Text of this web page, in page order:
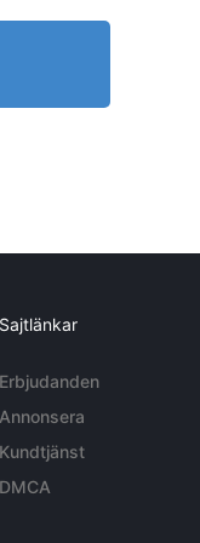
Sajtlänkar
Erbjudanden
Annonsera
Kundtjänst
DMCA